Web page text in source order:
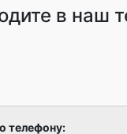
в наш
телефону: